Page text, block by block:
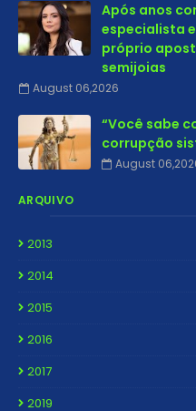
Após anos
especialista
próprio
semijoias
August 06,2026
“Você sabe
corrupção
August
ARQUIVO
2013
2014
2015
2016
2017
2019